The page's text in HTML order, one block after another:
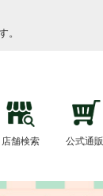
。
店舗検索 公式通販